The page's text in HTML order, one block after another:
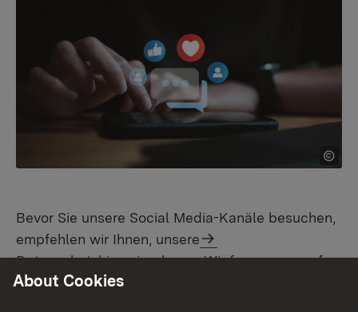
Bevor Sie unsere Social Media-Kanäle besuchen,
empfehlen wir Ihnen, unsere
Datenschutzhinweiselesen. Wir freuen uns auf
unseren Kanälen in den sozialen Netzwerken über
About Cookies